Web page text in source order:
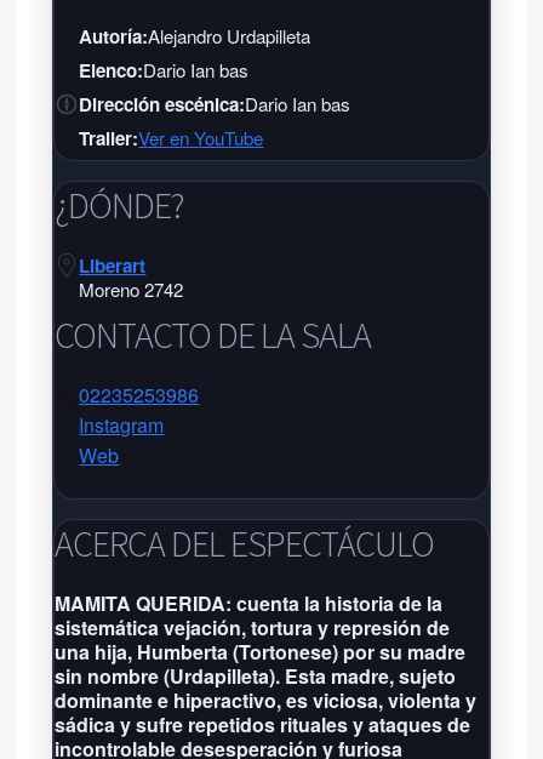
Autoría:Alejandro Urdapilleta
Elenco:Dario Ian bas
Dirección escénica:Dario Ian bas
Trailer:Ver en YouTube
¿DÓNDE?
Liberart
Moreno 2742
CONTACTO DE LA SALA
02235253986
Instagram
Web
Moreno 2742 - Tel:02235253986-
Próxima función: No hay eventos
por aquí agendados
Grilla completa
ACERCA DEL ESPECTÁCULO
MAMITA QUERIDA: cuenta la historia de la
sistemática vejación, tortura y represión de
una hija, Humberta (Tortonese) por su madre
sin nombre (Urdapilleta). Esta madre, sujeto
dominante e hiperactivo, es viciosa, violenta y
sádica y sufre repetidos rituales y ataques de
incontrolable desesperación y furiosa